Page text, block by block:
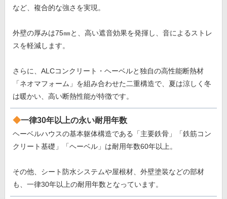
など、複合的な強さを実現。
外壁の厚みは75㎜と、高い遮音効果を発揮し、音によるストレ
スを軽減します。
さらに、ALCコンクリート・ヘーベルと独自の高性能断熱材
「ネオマフォーム」を組み合わせた二重構造で、夏は涼しく冬
は暖かい、高い断熱性能が特徴です。
一律30年以上の永い耐用年数
ヘーベルハウスの基本躯体構造である「主要鉄骨」「鉄筋コン
クリート基礎」「ヘーベル」は耐用年数60年以上。
その他、シート防水システムや屋根材、外壁塗装などの部材
も、一律30年以上の耐用年数となっています。